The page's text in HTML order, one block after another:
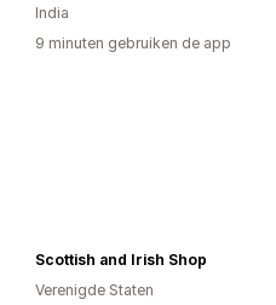
India
9 minuten gebruiken de app
Scottish and Irish Shop
Verenigde Staten